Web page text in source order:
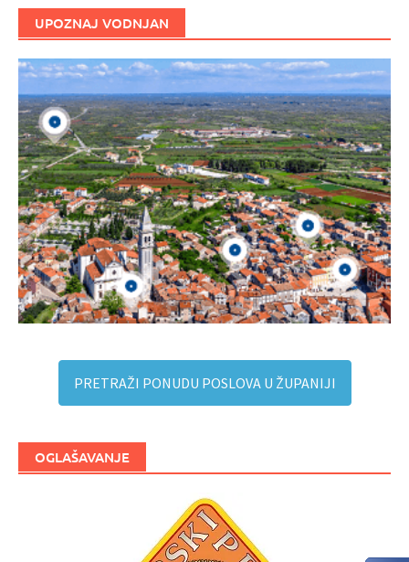
UPOZNAJ VODNJAN
PRETRAŽI PONUDU POSLOVA U ŽUPANIJI
OGLAŠAVANJE